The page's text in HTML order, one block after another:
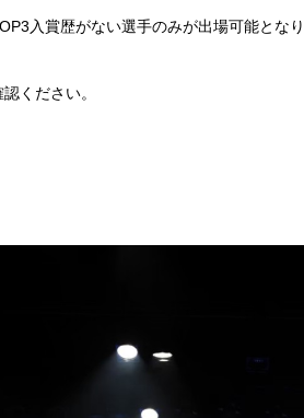
入賞歴がない選手のみが出場可能となり
認ください。